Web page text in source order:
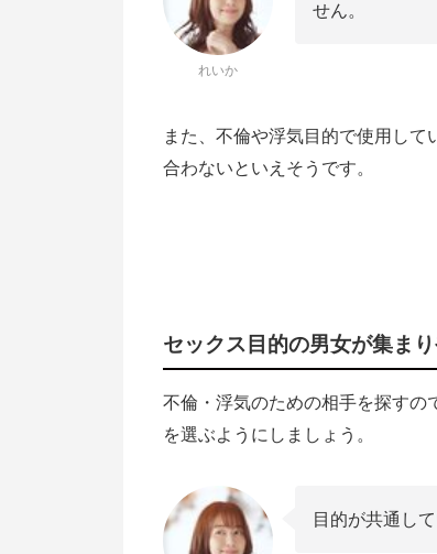
れいか
せん。
また、不倫や浮気目的で使用し
合わないといえそうです。
セックス目的の男女が集ま
不倫・浮気のための相手を探すの
を選ぶようにしましょう。
目的が共通し